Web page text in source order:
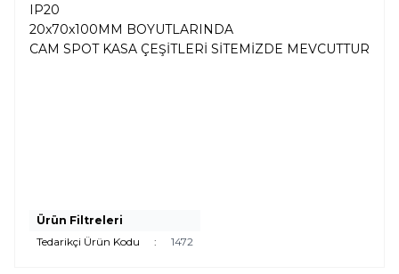
IP20
20x70x100MM BOYUTLARINDA
CAM SPOT KASA ÇEŞİTLERİ SİTEMİZDE MEVCUTTUR
Ürün Filtreleri
Tedarikçi Ürün Kodu
: 1472